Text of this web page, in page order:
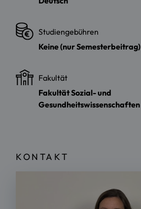
Studiengebühren
Keine (nur Semesterbeitrag)
Fakultät
Fakultät Sozial- und
Gesundheitswissenschaften
KONTAKT